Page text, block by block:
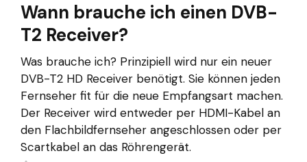
Wann brauche ich einen DVB-
T2 Receiver?
Was brauche ich? Prinzipiell wird nur ein neuer
DVB-T2 HD Receiver benötigt. Sie können jeden
Fernseher fit für die neue Empfangsart machen.
Der Receiver wird entweder per HDMI-Kabel an
den Flachbildfernseher angeschlossen oder per
Scartkabel an das Röhrengerät.